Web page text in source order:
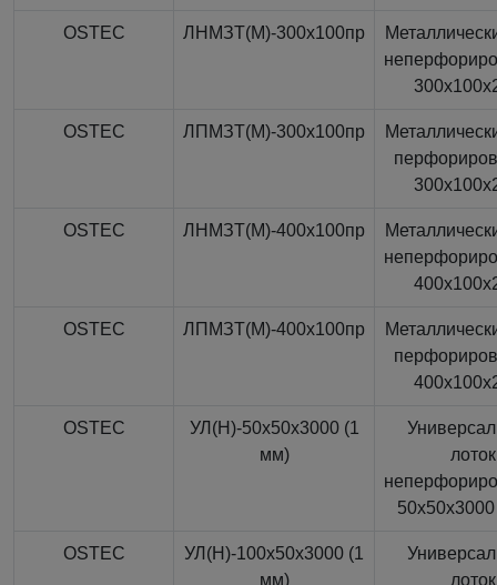
OSTEC ЛНМЗТ(М)-300x100пр
OSTEC ЛПМЗТ(М)-300x100пр
OSTEC ЛНМЗТ(М)-400x100пр
OSTEC ЛПМЗТ(М)-400x100пр
OSTEC
УЛ(Н)-50x50x3000 (1
мм)
лоток
OSTEC
УЛ(Н)-100x50x3000 (1
мм)
лоток